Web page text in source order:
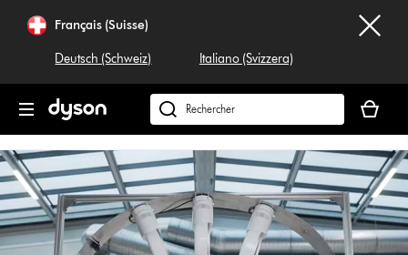
Français (Suisse)
Deutsch (Schweiz) Italiano (Svizzera)
Rechercher
dyson.ch
panier
est
vide